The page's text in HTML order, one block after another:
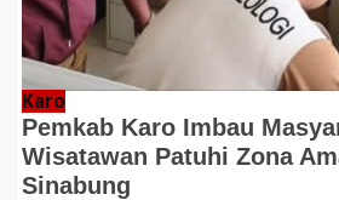
Karo
Pemkab Karo Imbau
Wisatawan Patuhi Zona
Sinabung